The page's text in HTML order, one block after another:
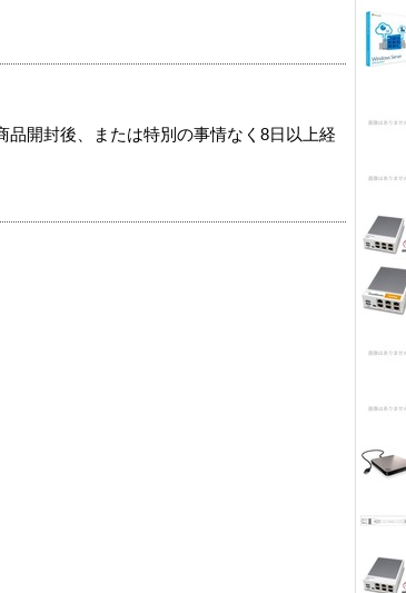
開封後、または特別の事情なく8日以上経